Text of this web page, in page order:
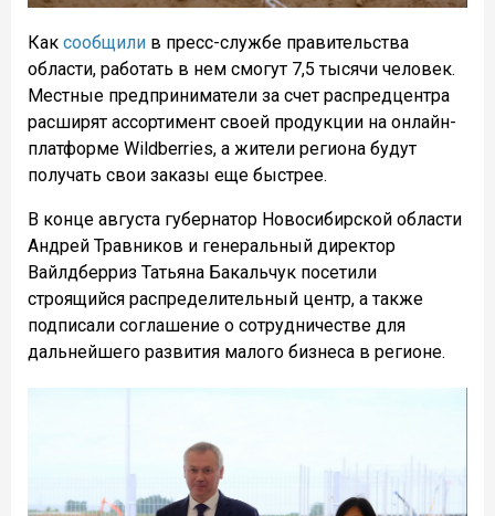
Как сообщили в пресс-службе правительства
области, работать в нем смогут 7,5 тысячи человек.
Местные предприниматели за счет распредцентра
расширят ассортимент своей продукции на онлайн-
платформе Wildberries, а жители региона будут
получать свои заказы еще быстрее.
В конце августа губернатор Новосибирской области
Андрей Травников и генеральный директор
Вайлдберриз Татьяна Бакальчук посетили
строящийся распределительный центр, а также
подписали соглашение о сотрудничестве для
дальнейшего развития малого бизнеса в регионе.